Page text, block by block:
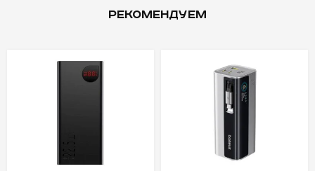
РЕКОМЕНДУЕМ